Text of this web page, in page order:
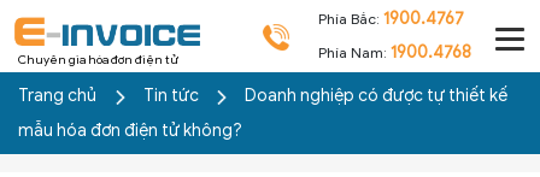
Chuyên gia hóa đơn điện tử
Phía Bắc: 1900.4767
Phía Nam: 1900.4768
Trang chủ Tin tức
Doanh nghiệp có được tự thiết kế
mẫu hóa đơn điện tử không?